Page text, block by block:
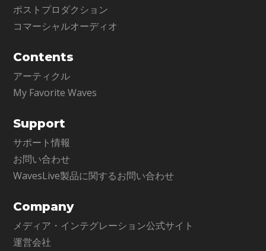
ポストプロダクション
コマーシャルオーディオ
Contents
アーティクル
My Favorite Waves
Support
サポート情報
お問い合わせ
WavesLive製品に関するお問い合わせ
Company
メディア・インテグレーション公式サイト
運営会社